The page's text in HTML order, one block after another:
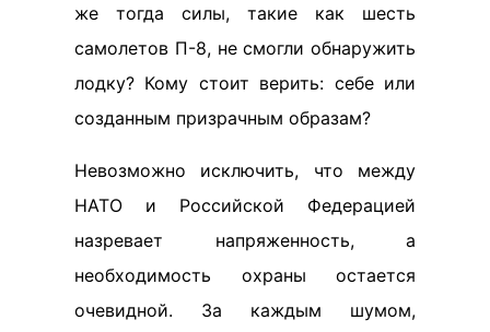
же тогда силы, такие как шесть
самолетов П-8, не смогли обнаружить
лодку? Кому стоит верить: себе или
созданным призрачным образам?
Невозможно исключить, что между
НАТО и Российской Федерацией
назревает напряженность, а
необходимость охраны остается
очевидной. За каждым шумом,